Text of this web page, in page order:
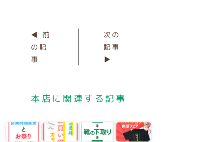
◀ 前
の記
事
次の
記事
▶
本店に関連する記事